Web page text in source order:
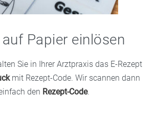
Papier einlösen
Sie in Ihrer Arztpraxis das E-Rezept
mit Rezept-Code. Wir scannen dann
den Rezept-Code.